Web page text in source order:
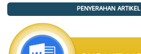
PENYERAHAN ARTIKEL